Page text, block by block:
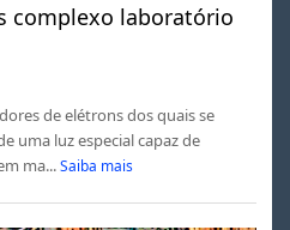
complexo laboratório
de elétrons dos quais se
uma luz especial capaz de
ma... Saiba mais